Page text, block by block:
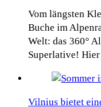
Vom längsten
Buche im
Welt: das 360°
Superlative!
Vilnius bietet